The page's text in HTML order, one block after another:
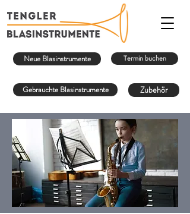
Gebrauchte Blasinstrumente Zubehör
Termin buchen
Neue Blasinstrumente